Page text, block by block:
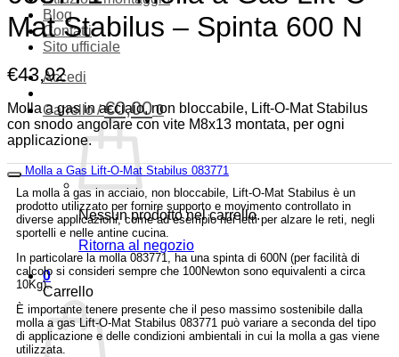
Blog
Contatti
Sito ufficiale
Accedi
Carrello /€0,00 0
Nessun prodotto nel carrello.
Ritorna al negozio
0
Carrello
Mat Stabilus – Spinta 600 N
€43,92
Molla a gas in acciaio, non bloccabile, Lift-O-Mat Stabilus
con snodo angolare con vite M8x13 montata, per ogni
applicazione.
Molla a Gas Lift-O-Mat Stabilus 083771
La molla a gas in acciaio, non bloccabile, Lift-O-Mat Stabilus è un
prodotto utilizzato per fornire supporto e movimento controllato in
diverse applicazioni, come ad esempio nei letti per alzare le reti, negli
sportelli e nelle antine cucina.
In particolare la molla 083771, ha una spinta di 600N (per facilità di
calcolo si consideri sempre che 100Newton sono equivalenti a circa
10Kg).
È importante tenere presente che il peso massimo sostenibile dalla
molla a gas Lift-O-Mat Stabilus 083771 può variare a seconda del tipo
di applicazione e delle condizioni ambientali in cui la molla a gas viene
utilizzata.